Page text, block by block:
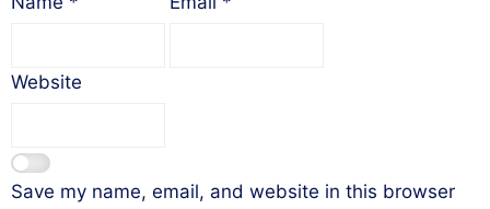
Website
Save my name, email, and website in this browser